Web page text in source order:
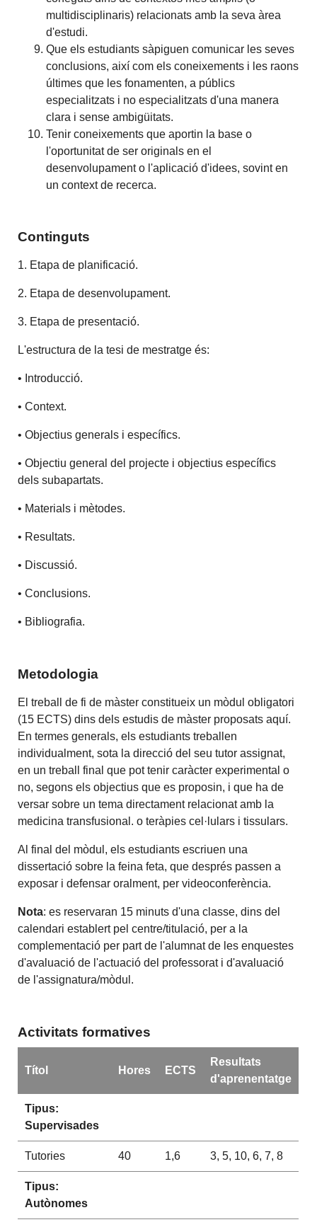
multidisciplinaris) relacionats amb la seva àrea
d'estudi.
Que els estudiants sàpiguen comunicar les seves
conclusions, així com els coneixements i les raons
últimes que les fonamenten, a públics
especialitzats i no especialitzats d'una manera
clara i sense ambigüitats.
Tenir coneixements que aportin la base o
l'oportunitat de ser originals en el
desenvolupament o l'aplicació d'idees, sovint en
un context de recerca.
Continguts
1. Etapa de planificació.
2. Etapa de desenvolupament.
3. Etapa de presentació.
L'estructura de la tesi de mestratge és:
• Introducció.
• Context.
• Objectius generals i específics.
• Objectiu general del projecte i objectius específics
dels subapartats.
• Materials i mètodes.
• Resultats.
• Discussió.
• Conclusions.
• Bibliografia.
Metodologia
El treball de fi de màster constitueix un mòdul obligatori
(15 ECTS) dins dels estudis de màster proposats aquí.
En termes generals, els estudiants treballen
individualment, sota la direcció del seu tutor assignat,
en un treball final que pot tenir caràcter experimental o
no, segons els objectius que es proposin, i que ha de
versar sobre un tema directament relacionat amb la
medicina transfusional. o teràpies cel·lulars i tissulars.
Al final del mòdul, els estudiants escriuen una
dissertació sobre la feina feta, que després passen a
exposar i defensar oralment, per videoconferència.
Nota: es reservaran 15 minuts d'una classe, dins del
calendari establert pel centre/titulació, per a la
complementació per part de l'alumnat de les enquestes
d'avaluació de l'actuació del professorat i d'avaluació
de l'assignatura/mòdul.
Activitats formatives
Títol Hores ECTS
Resultats
d'aprenentatge
Tipus:
Supervisades
Tutories 40 1,6 3, 5, 10, 6, 7, 8
Tipus:
Autònomes